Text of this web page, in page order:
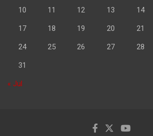
10 11 12 13 14
17 18 19 20 21
24 25 26 27 28
31
« Jul